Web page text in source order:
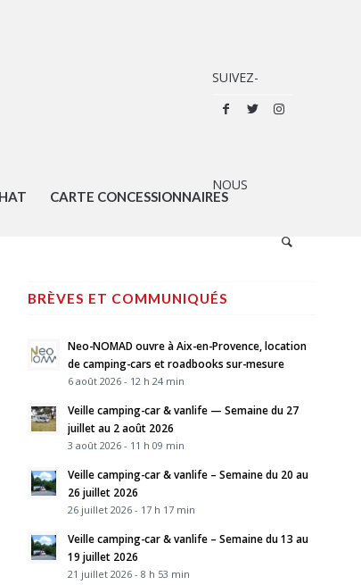
CARTE CONCESSIONNAIRES
BRÈVES ET COMMUNIQUÉS
Neo-NOMAD ouvre à Aix-en-Provence, location
de camping-cars et roadbooks sur-mesure
6 août 2026 - 12 h 24 min
Veille camping-car & vanlife — Semaine du 27
juillet au 2 août 2026
3 août 2026 - 11 h 09 min
Veille camping-car & vanlife – Semaine du 20 au
26 juillet 2026
26 juillet 2026 - 17 h 17 min
Veille camping-car & vanlife – Semaine du 13 au
19 juillet 2026
21 juillet 2026 - 8 h 53 min